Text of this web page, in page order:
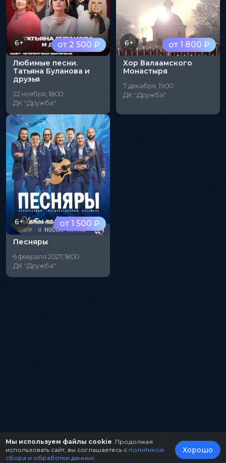
от 2 500 ₽
6+
Любимые песни.
Татьяна Буланова и
друзья
22 ноября, 18:00
ДК "Дружба"
от 1 800 ₽
6+
Хор Валаамского
Монастыря
7 декабря, 19:00
ДК "Дружба"
от 1 500 ₽
6+
Песняры
6 февраля 2027, 18:00
ДК "Дружба"
Мы используем файлы cookie . Продолжая
использовать сайт, вы соглашаетесь с политикой
сбора и обработки данных
Хорошо